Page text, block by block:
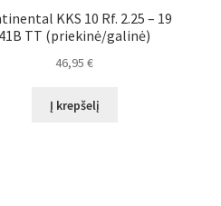
KKS 10 Rf. 2.25 – 19
41B TT (priekinė/galinė)
46,95€
Į krepšelį